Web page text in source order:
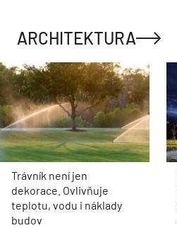
ARCHITEKTURA
Trávník není jen
dekorace. Ovlivňuje
teplotu, vodu i náklady
budov